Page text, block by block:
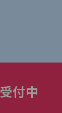
付中